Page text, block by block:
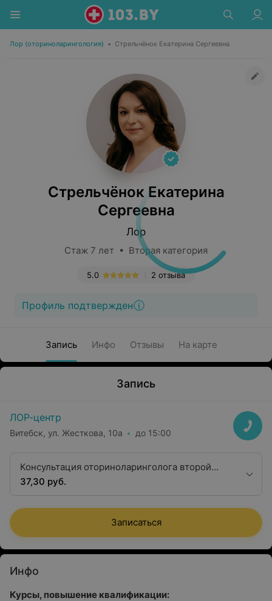
Лор (оториноларингология) • Стрельчёнок Екатерина Сергеевна
Стрельчёнок Екатерина
Сергеевна
Лор
Стаж 7 лет • Вторая категория
2 отзыва
5.0
Профиль подтвержден
Запись Инфо Отзывы На карте
Запись
ЛОР-центр
Витебск, ул. Жесткова, 10а до 15:00
Консультация оториноларинголога второй
квалификационной категории
37,30 руб.
Записаться
Инфо
Курсы, повышение квалификации: